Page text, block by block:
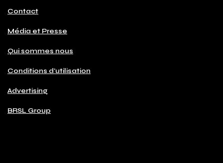
Contact
Média et Presse
Qui sommes nous
Conditions d'utilisation
Advertising
BRSL Group